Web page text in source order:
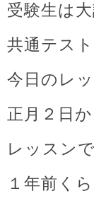
受験生は大
共通テス
今日のレ
正月２日
レッスン
１年前く